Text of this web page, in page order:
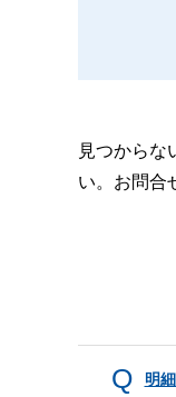
見つからな
い。お問合
明